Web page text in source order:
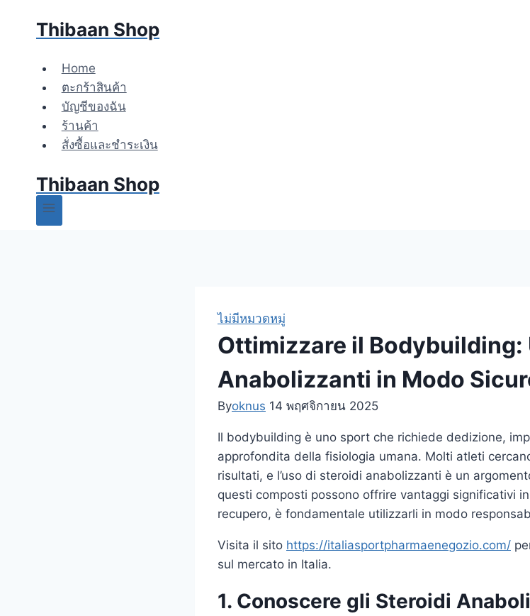
Thibaan Shop
Home
ตะกร้าสินค้า
บัญชีของฉัน
ร้านค้า
สั่งซื้อและชำระเงิน
Thibaan Shop
ไม่มีหมวดหมู่
Ottimizzare il Bodybuilding:
Anabolizzanti in Modo
Byoknus 14 พฤศจิกายน 2025
Il bodybuilding è uno sport che richiede dedizione,
approfondita della fisiologia umana. Molti atleti
risultati, e l’uso di steroidi anabolizzanti è un
questi composti possono offrire vantaggi significativi
recupero, è fondamentale utilizzarli in modo
Visita il sito https://italiasportpharmaenegozio.com/
sul mercato in Italia.
1. Conoscere gli Steroidi